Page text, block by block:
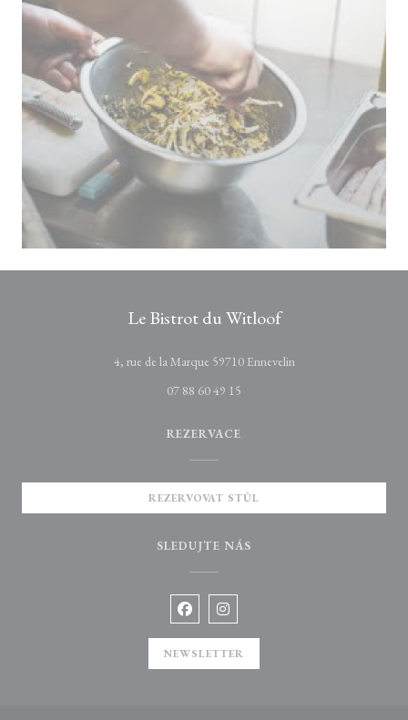
Le Bistrot du Witloof
4, rue de la Marque 59710 Ennevelin((otevře se v novém
07 88 60 49 15
REZERVACE
REZERVOVAT STŮL
SLEDUJTE NÁS
Facebook ((otevře se v novém okně))
Instagram ((otevře se v novém
NEWSLETTER